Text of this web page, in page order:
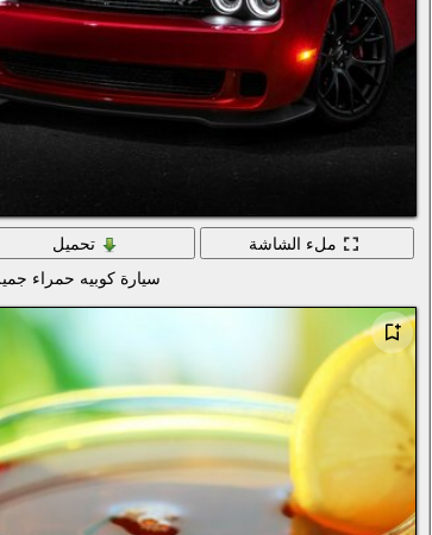
ملء الشاشة
تحميل
سيارة كوبيه حمراء